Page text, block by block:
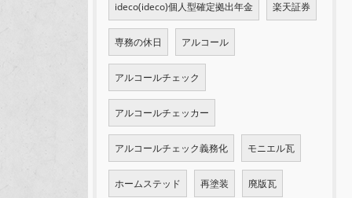
ideco(ideco)個人型確定拠出年金 楽天証券
専務の休日 アルコール
アルコールチェック
アルコールチェッカー
アルコールチェック義務化 モニエル瓦
ホームステッド 再塗装 廃版瓦